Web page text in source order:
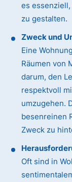
es
zu gestalten.
Zweck und
Eine
Räumen von
darum, den
respektvoll
umzugehen.
besenreinen
Zweck zu
Oft sind in